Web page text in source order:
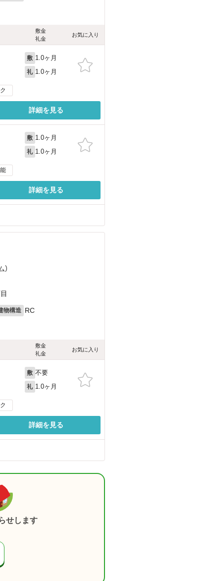
敷金
礼金
お気に入り
敷 1.0ヶ月
礼 1.0ヶ月
詳細を見る
敷 1.0ヶ月
礼 1.0ヶ月
詳細を見る
物構造 RC
敷金
礼金
お気に入り
敷 不要
礼 1.0ヶ月
詳細を見る
せします